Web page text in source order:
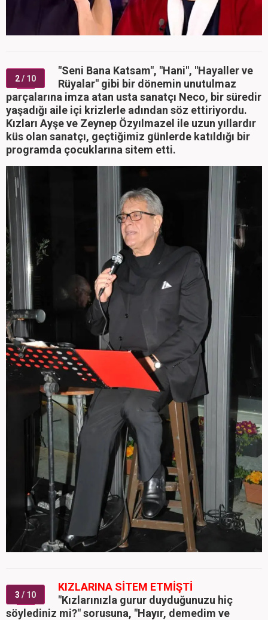
2/ 10
"Seni Bana Katsam", "Hani", "Hayaller ve
Rüyalar" gibi bir dönemin unutulmaz
parçalarına imza atan usta sanatçı Neco, bir süredir
yaşadığı aile içi krizlerle adından söz ettiriyordu.
Kızları Ayşe ve Zeynep Özyılmazel ile uzun yıllardır
küs olan sanatçı, geçtiğimiz günlerde katıldığı bir
programda çocuklarına sitem etti.
3 / 10
KIZLARINA SİTEM ETMİŞTİ
"Kızlarınızla gurur duyduğunuzu hiç
söylediniz mi?" sorusuna, "Hayır, demedim ve